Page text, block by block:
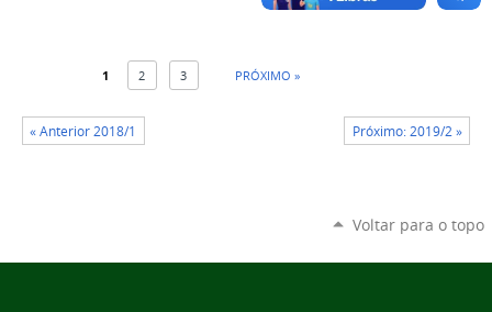
1 2 3 PRÓXIMO »
« Anterior 2018/1 Próximo: 2019/2 »
Voltar para o topo